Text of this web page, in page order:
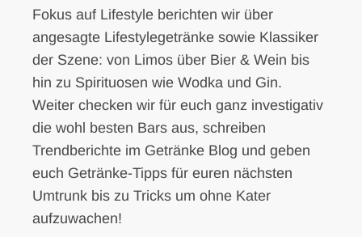
Fokus auf Lifestyle berichten wir über
angesagte Lifestylegetränke sowie Klassiker
der Szene: von Limos über Bier & Wein bis
hin zu Spirituosen wie Wodka und Gin.
Weiter checken wir für euch ganz investigativ
die wohl besten Bars aus, schreiben
Trendberichte im Getränke Blog und geben
euch Getränke-Tipps für euren nächsten
Umtrunk bis zu Tricks um ohne Kater
aufzuwachen!